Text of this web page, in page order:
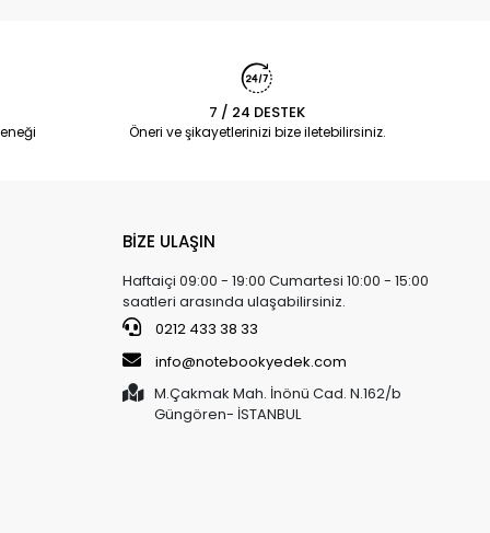
7 / 24 DESTEK
Öneri ve şikayetlerinizi bize iletebilirsiniz.
BİZE ULAŞIN
Haftaiçi 09:00 - 19:00 Cumartesi 10:00 - 15:00
saatleri arasında ulaşabilirsiniz.
0212 433 38 33
info@notebookyedek.com
M.Çakmak Mah. İnönü Cad. N.162/b
Güngören- İSTANBUL